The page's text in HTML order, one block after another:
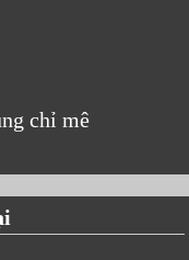
chỉ mê